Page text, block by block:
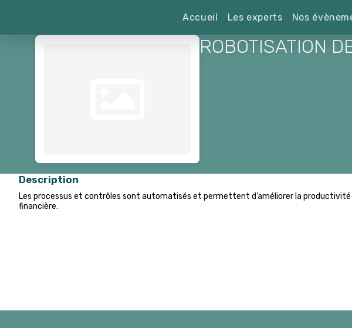
Accueil Les experts Nos
ROBOTISATION
Description
Les processus et contrôles sont automatisés et permettent d’améliorer la
financière.